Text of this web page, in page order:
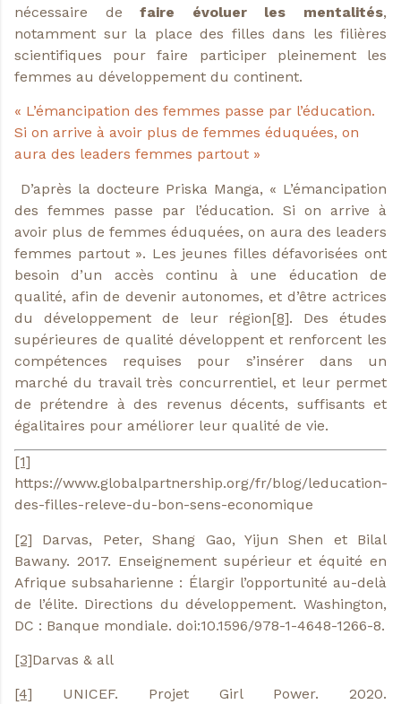
nécessaire defaire évoluer les mentalités,
notamment sur la place des filles dans les filières
scientifiques pour faire participer pleinement les
femmes au développement du continent.
« L’émancipation des femmes passe par l’éducation.
Si on arrive à avoir plus de femmes éduquées, on
aura des leaders femmes partout »
D’après la docteure Priska Manga, « L’émancipation
des femmes passe par l’éducation. Si on arrive à
avoir plus de femmes éduquées, on aura des leaders
femmes partout ». Les jeunes filles défavorisées ont
besoin d’un accès continu à une éducation de
qualité, afin de devenir autonomes, et d’être actrices
du développement de leur région[8]. Des études
supérieures de qualité développent et renforcent les
compétences requises pour s’insérer dans un
marché du travail très concurrentiel, et leur permet
de prétendre à des revenus décents, suffisants et
égalitaires pour améliorer leur qualité de vie.
[1]
https://www.globalpartnership.org/fr/blog/leducation-
des-filles-releve-du-bon-sens-economique
[2] Darvas, Peter, Shang Gao, Yijun Shen et Bilal
Bawany. 2017. Enseignement supérieur et équité en
Afrique subsaharienne : Élargir l’opportunité au-delà
de l’élite. Directions du développement. Washington,
DC : Banque mondiale. doi:10.1596/978-1-4648-1266-8.
[3]Darvas & all
[4] UNICEF. Projet Girl Power. 2020.